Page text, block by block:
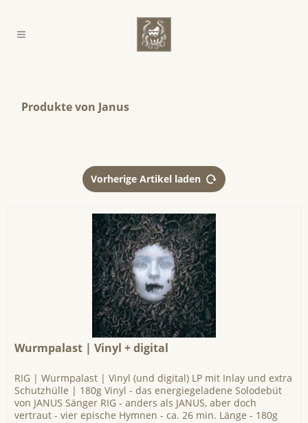
Produkte von Janus
Vorherige Artikel laden
Wurmpalast | Vinyl + digital
RIG | Wurmpalast | Vinyl (und digital) LP mit Inlay und extra
Schutzhülle | 180g Vinyl - das energiegeladene Solodebüt
von JANUS Sänger RIG - anders als JANUS, aber doch
vertraut - vier epische Hymnen - ca. 26 min. Länge - 180g